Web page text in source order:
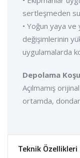
sertleşmeden su
• Yoğun yaya ve
değişimlerinin
uygulamalarda
Depolama
Açılmamış
ortamda,
Teknik Özellikleri